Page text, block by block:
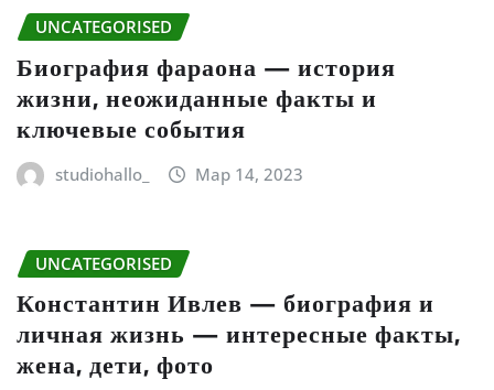
UNCATEGORISED
Биография фараона — история
жизни, неожиданные факты и
ключевые события
studiohallo_ Мар 14, 2023
UNCATEGORISED
Константин Ивлев — биография и
личная жизнь — интересные факты,
жена, дети, фото